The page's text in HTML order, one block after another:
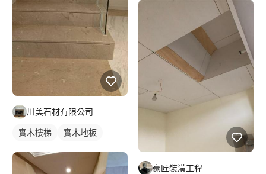
川美石材有限公司
實木樓梯 實木地板
豪匠裝潢工程